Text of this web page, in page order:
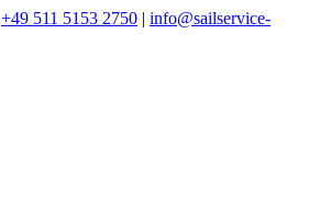
+49 511 5153 2750 | info@sailservice-